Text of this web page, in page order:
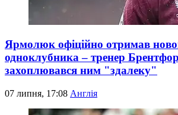
Ярмолюк офіційно отримав
одноклубника – тренер
захоплювався ним "здалеку"
07 липня, 17:08 Англія